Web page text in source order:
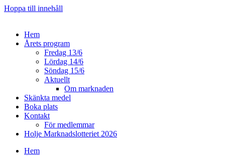
Hoppa till innehåll
Hem
Årets program
Fredag 13/6
Lördag 14/6
Söndag 15/6
Aktuellt
Om marknaden
Skänkta medel
Boka plats
Kontakt
För medlemmar
Holje Marknadslotteriet 2026
Hem